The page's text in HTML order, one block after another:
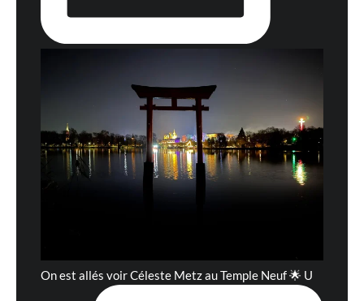
On est allés voir Céleste Metz au Temple Neuf 🌟 U